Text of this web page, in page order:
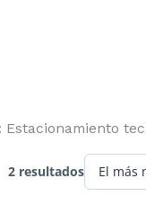
Estacionamiento
2 resultados